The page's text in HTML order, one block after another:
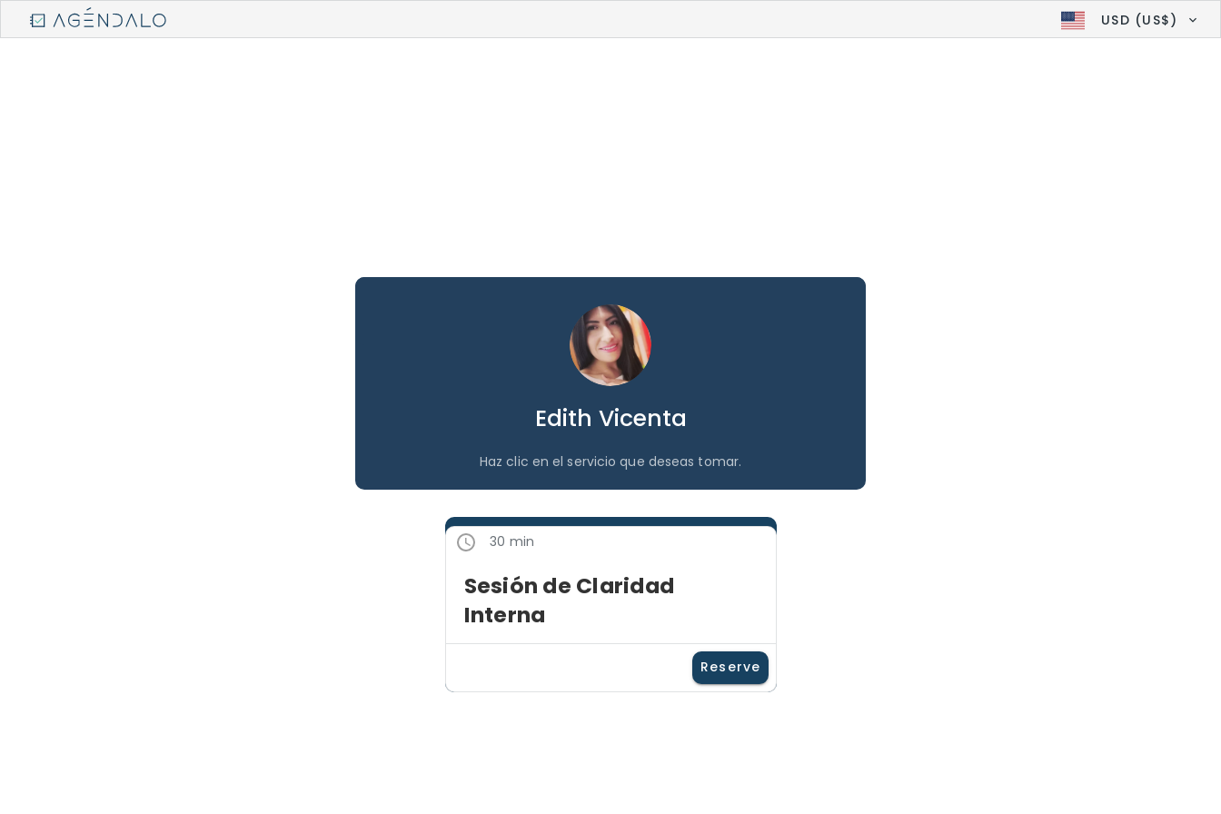
USD (US$)
Edith Vicenta
Haz clic en el servicio que deseas tomar.
30 min
Sesión de Claridad
Interna
Reserve